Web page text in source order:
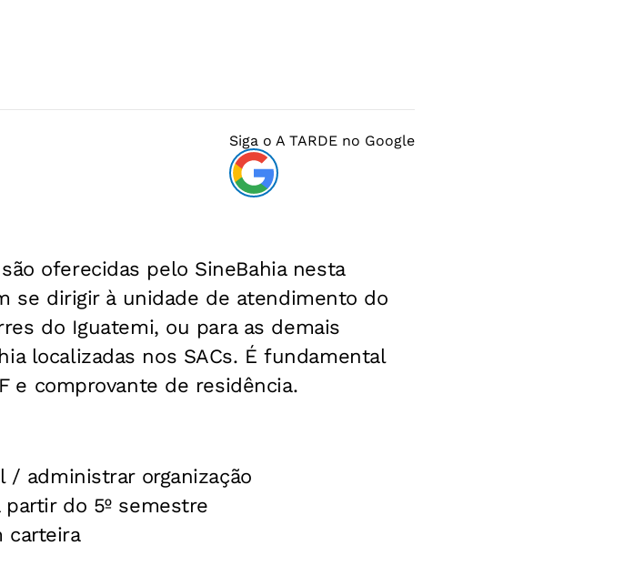
Siga o A TARDE no Google
oferecidas pelo SineBahia nesta
se dirigir à unidade de atendimento do
do Iguatemi, ou para as demais
localizadas nos SACs. É fundamental
e comprovante de residência.
/ administrar organização
do 5º semestre
carteira